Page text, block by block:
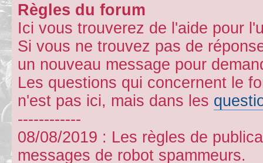
Règles du forum
Ici vous trouverez de l'aide pour
Si vous ne trouvez pas de
un nouveau message pour
Les questions qui concernent le
n'est pas ici, mais dans les
------------
08/08/2019 : Les règles de
messages de robot spammeurs.